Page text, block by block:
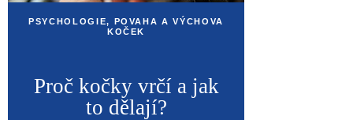
PSYCHOLOGIE, POVAHA A VÝCHOVA
KOČEK
Proč kočky vrčí a jak
to dělají?